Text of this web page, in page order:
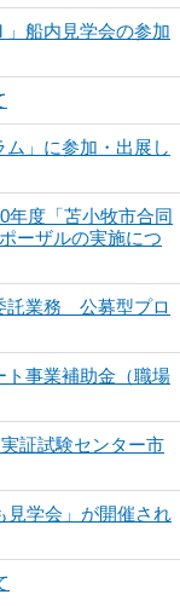
」船内見学会の参加
」に参加・出展し
年度「苫小牧市合同
ーザルの実施につ
託業務 公募型プロ
ト事業補助金（職場
証試験センター市
見学会」が開催され